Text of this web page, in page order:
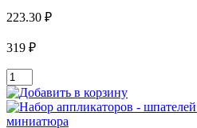
223.30 ₽
319 ₽